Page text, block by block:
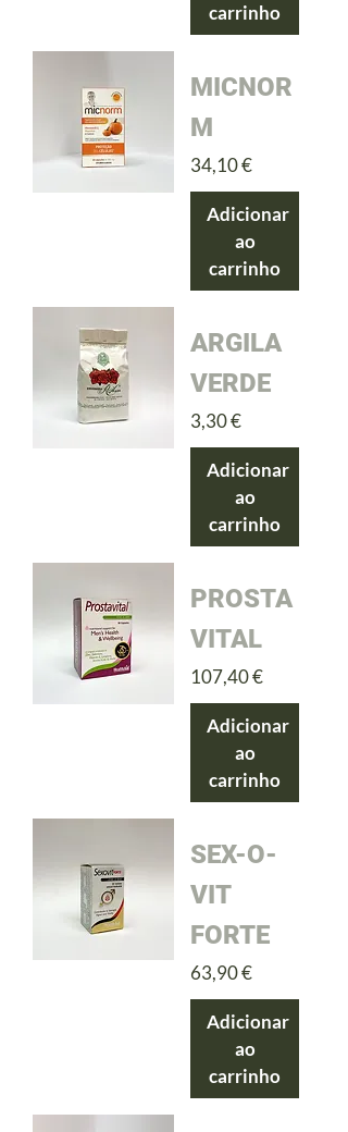
carrinho
MICNOR
M
Preço
34,10 €
Adicionar
ao
carrinho
ARGILA
VERDE
Preço
3,30 €
Adicionar
ao
carrinho
PROSTA
VITAL
Preço
107,40 €
Adicionar
ao
carrinho
SEX-O-
VIT
FORTE
Preço
63,90 €
Adicionar
ao
carrinho